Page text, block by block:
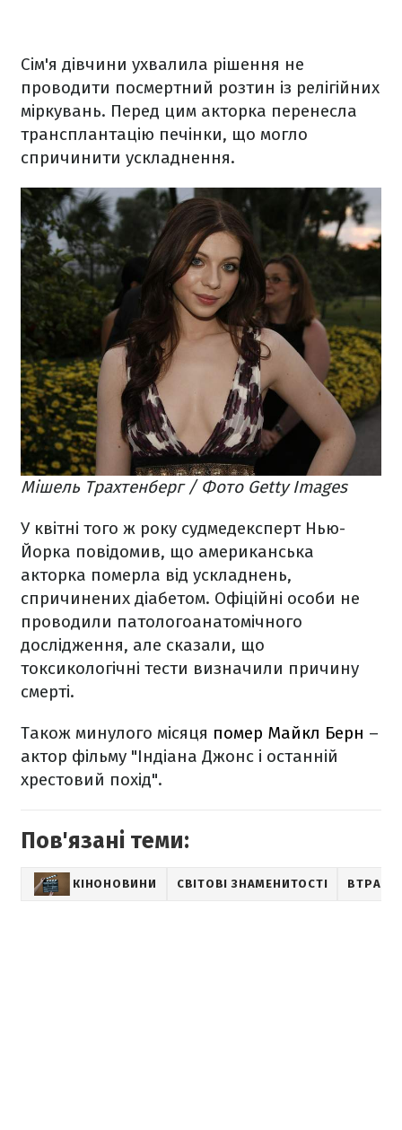
Сім'я дівчини ухвалила рішення не
проводити посмертний розтин із релігійних
міркувань. Перед цим акторка перенесла
трансплантацію печінки, що могло
спричинити ускладнення.
Мішель Трахтенберг / Фото Getty Images
У квітні того ж року судмедексперт Нью-
Йорка повідомив, що американська
акторка померла від ускладнень,
спричинених діабетом. Офіційні особи не
проводили патологоанатомічного
дослідження, але сказали, що
токсикологічні тести визначили причину
смерті.
Також минулого місяця помер Майкл Берн –
актор фільму "Індіана Джонс і останній
хрестовий похід".
Пов'язані теми:
КІНОНОВИНИ СВІТОВІ ЗНАМЕНИТОСТІ ВТРАТИ